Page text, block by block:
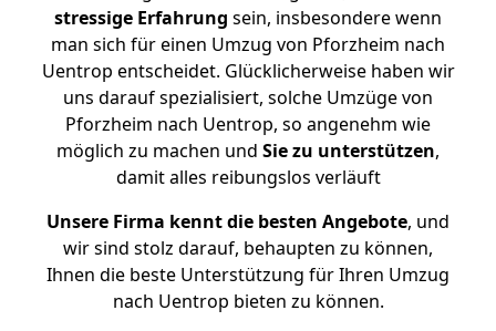
stressige Erfahrung sein, insbesondere wenn
man sich für einen Umzug von Pforzheim nach
Uentrop entscheidet. Glücklicherweise haben wir
uns darauf spezialisiert, solche Umzüge von
Pforzheim nach Uentrop, so angenehm wie
möglich zu machen und Sie zu unterstützen,
damit alles reibungslos verläuft
Unsere Firma kennt die besten Angebote, und
wir sind stolz darauf, behaupten zu können,
Ihnen die beste Unterstützung für Ihren Umzug
nach Uentrop bieten zu können.